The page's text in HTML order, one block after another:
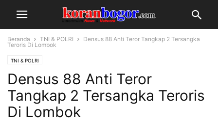
Beranda TNI & POLRI
Densus 88 Anti Teror Tangkap 2 Tersangka
Teroris Di Lombok
TNI & POLRI
Densus 88 Anti Teror
Tangkap 2 Tersangka Teroris
Di Lombok